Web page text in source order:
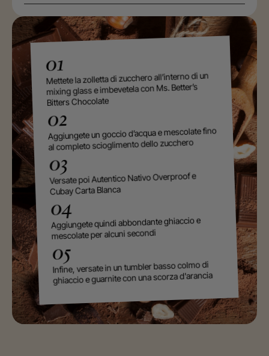
01
Mettete la zolletta di zucchero all’interno di un
mixing glass e imbevetela con Ms. Better’s
Bitters Chocolate
02
Aggiungete un goccio d’acqua e mescolate fino
al completo scioglimento dello zucchero
03
Versate poi Autentico Nativo Overproof e
Cubay Carta Blanca
04
Aggiungete quindi abbondante ghiaccio e
mescolate per alcuni secondi
05
Infine, versate in un tumbler basso colmo di
ghiaccio e guarnite con una scorza d'arancia